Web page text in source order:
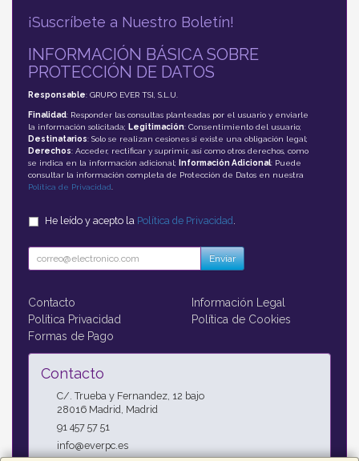
¡Suscríbete a Nuestro Boletín!
INFORMACIÓN BÁSICA SOBRE
PROTECCIÓN DE DATOS
Responsable: GRUPO EVER TSI, S.L.U.
Finalidad: Responder las consultas planteadas por el usuario y enviarle
la información solicitada; Legitimación: Consentimiento del usuario;
Destinatarios: Solo se realizan cesiones si existe una obligación legal;
Derechos: Acceder, rectificar y suprimir, así como otros derechos, como
se indica en la información adicional;
Información Adicional: Puede
consultar la información completa de Protección de Datos en nuestra
Política de Privacidad
He leído y acepto la Política de Privacidad
Enviar
Contacto
Información Legal
Política Privacidad
Política de Cookies
Formas de Pago
Contacto
C/. Trueba y Fernandez, 12 bajo
28016 Madrid Madrid
91 457 57 51
info@everpc.es